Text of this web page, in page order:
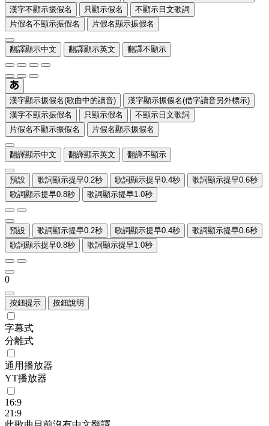
漢字不顯示振假名
只顯示假名
不顯示日文歌詞
片假名不顯示振假名
片假名顯示振假名
翻譯顯示中文 翻譯顯示英文 翻譯不顯示
漢字顯示振假名(歌曲中的讀音)
漢字顯示振假名(借字讀音另外標示)
漢字不顯示振假名
只顯示假名
不顯示日文歌詞
片假名不顯示振假名
片假名顯示振假名
翻譯顯示中文 翻譯顯示英文 翻譯不顯示
預設 歌詞顯示提早0.2秒 歌詞顯示提早0.4秒
歌詞顯示提早0.6秒
歌詞顯示提早0.8秒
歌詞顯示提早1.0秒
預設 歌詞顯示提早0.2秒 歌詞顯示提早0.4秒
歌詞顯示提早0.6秒
歌詞顯示提早0.8秒
歌詞顯示提早1.0秒
0
按鈕提示 按鈕說明
字幕式
分離式
通用播放器
YT播放器
16:9
21:9